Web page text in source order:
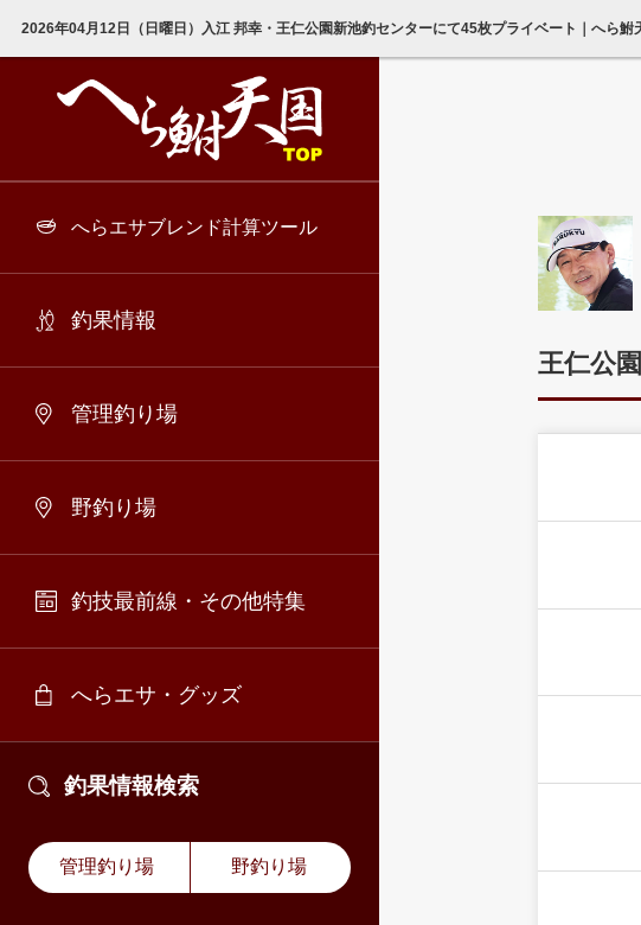
2026年04月12日（日曜日）入江 邦幸・王仁公園新池釣センターにて45枚プライベート｜へら鮒
へらエサブレンド計算ツール
釣果情報
管理釣り場
野釣り場
釣技最前線・その他特集
へらエサ・グッズ
釣果情報検索
管理釣り場 野釣り場
王仁公